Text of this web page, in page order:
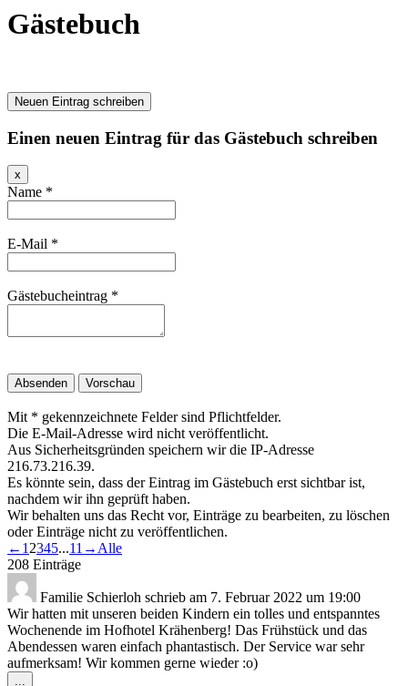
Gästebuch
Einen neuen Eintrag für das Gästebuch schreiben
x
Formular
ausblenden
Name *
E-Mail *
Gästebucheintrag *
Mit * gekennzeichnete Felder sind Pflichtfelder.
Die E-Mail-Adresse wird nicht veröffentlicht.
Aus Sicherheitsgründen speichern wir die IP-Adresse
216.73.216.39.
Es könnte sein, dass der Eintrag im Gästebuch erst sichtbar ist,
nachdem wir ihn geprüft haben.
Wir behalten uns das Recht vor, Einträge zu bearbeiten, zu löschen
oder Einträge nicht zu veröffentlichen.
Navigation
der
Gästebuchliste
← 1 2345...11 → Alle
208 Einträge
Familie Schierloh schrieb am 7. Februar 2022 um 19:00
Wir hatten mit unseren beiden Kindern ein tolles und entspanntes
Wochenende im Hofhotel Krähenberg! Das Frühstück und das
Abendessen waren einfach phantastisch. Der Service war sehr
aufmerksam! Wir kommen gerne wieder :o)
...